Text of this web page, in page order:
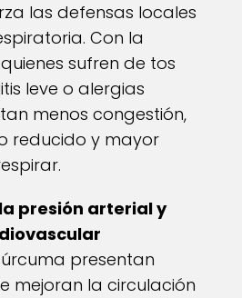
las defensas locales
Con la
sufren de tos
leve o alergias
menos congestión,
reducido y mayor
presión arterial y
presentan
mejoran la circulación